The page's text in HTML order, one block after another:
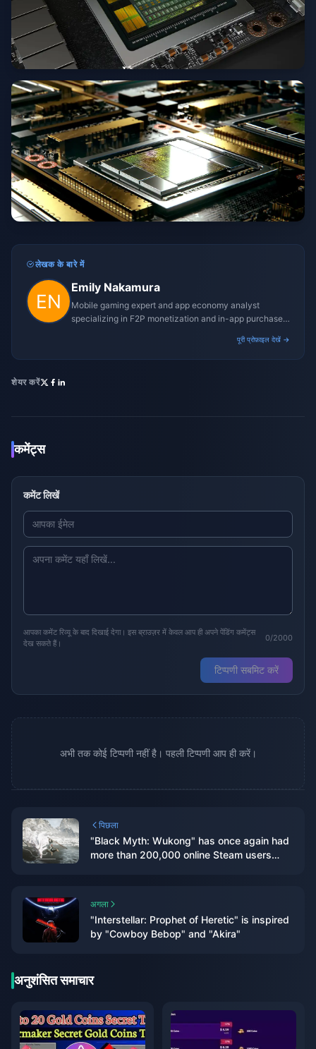
लेखक के बारे में
Emily Nakamura
Mobile gaming expert and app economy analyst
specializing in F2P monetization and in-app purchase
पूरी प्रोफ़ाइल देखें →
शेयर करें
कमेंट्स
कमेंट लिखें
आपका कमेंट रिव्यू के बाद दिखाई देगा। इस ब्राउज़र में केवल आप ही अपने पेंडिंग कमेंट्स
देख सकते हैं।
0/2000
टिप्पणी सबमिट करें
अभी तक कोई टिप्पणी नहीं है। पहली टिप्पणी आप ही करें।
पिछला
"Black Myth: Wukong" has once again had
more than 200,000 online Steam users
अगला
"Interstellar: Prophet of Heretic" is inspired
by "Cowboy Bebop" and "Akira"
अनुशंसित समाचार